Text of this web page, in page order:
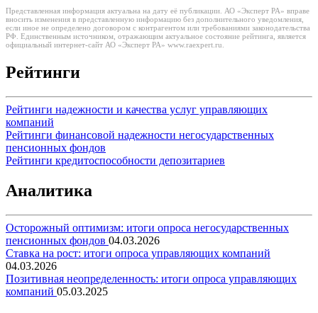
Представленная информация актуальна на дату её публикации. АО «Эксперт РА» вправе
вносить изменения в представленную информацию без дополнительного уведомления,
если иное не определено договором с контрагентом или требованиями законодательства
РФ. Единственным источником, отражающим актуальное состояние рейтинга, является
официальный интернет-сайт АО «Эксперт РА» www.raexpert.ru.
Рейтинги
Рейтинги надежности и качества услуг управляющих
компаний
Рейтинги финансовой надежности негосударственных
пенсионных фондов
Рейтинги кредитоспособности депозитариев
Аналитика
Осторожный оптимизм: итоги опроса негосударственных
пенсионных фондов 04.03.2026
Ставка на рост: итоги опроса управляющих компаний
04.03.2026
Позитивная неопределенность: итоги опроса управляющих
компаний 05.03.2025